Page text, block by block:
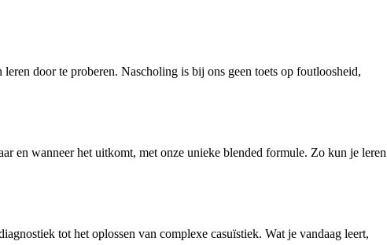
door te proberen. Nascholing is bij ons geen toets op foutloosheid,
en wanneer het uitkomt, met onze unieke blended formule. Zo kun je leren
tot het oplossen van complexe casuïstiek. Wat je vandaag leert,